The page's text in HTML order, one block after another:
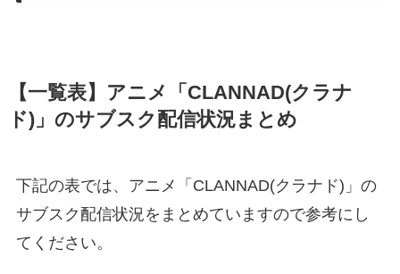
【一覧表】アニメ「CLANNAD(クラナ
ド)」のサブスク配信状況まとめ
下記の表では、アニメ「CLANNAD(クラナド)」の
サブスク配信状況をまとめていますので参考にし
てください。